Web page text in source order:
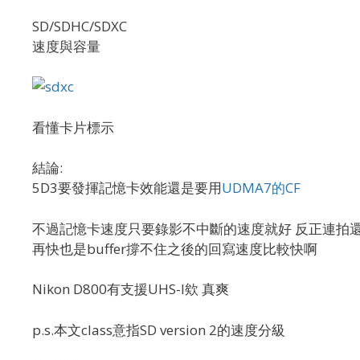
SD/SDHC/SDXC
速度與容量
看懂卡片標示
結論:
5D3要發揮記憶卡效能還是要用UDMA7的CF
不過記憶卡速度只要錄影不中斷的速度就好 反正連拍
再快也是buffer撐不住之後的回寫速度比較快啊
Nikon D800有支援UHS-I欸 真爽
p.s.本文class意指SD version 2的速度分級